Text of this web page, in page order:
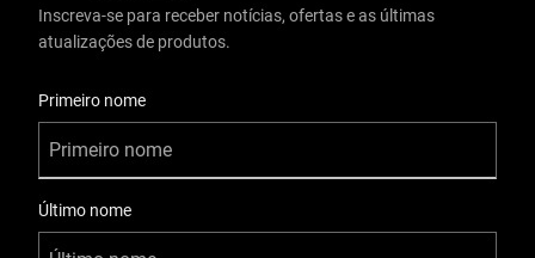
Inscreva-se para receber notícias, ofertas e as últimas
atualizações de produtos.
Primeiro nome
Último nome